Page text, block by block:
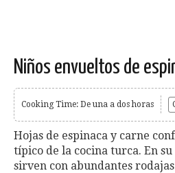
Niños envueltos de
Cooking Time: De una a dos horas
Hojas de espinaca y carne
típico de la cocina turca. En su
sirven con abundantes